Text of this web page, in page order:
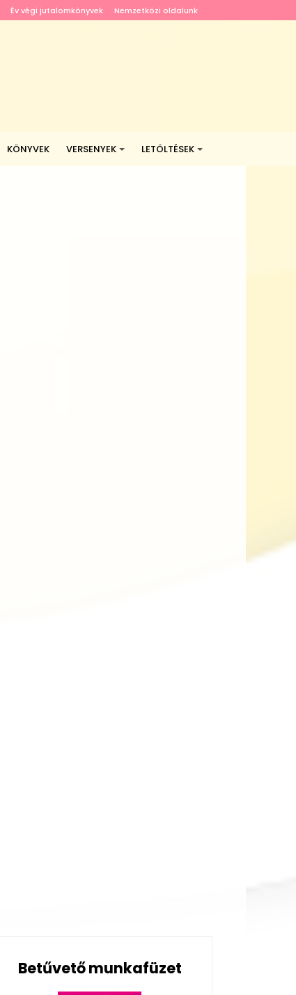
Év végi jutalomkönyvek Nemzetközi oldalunk
KÖNYVEK VERSENYEK LETÖLTÉSEK
Betűvető munkafüzet